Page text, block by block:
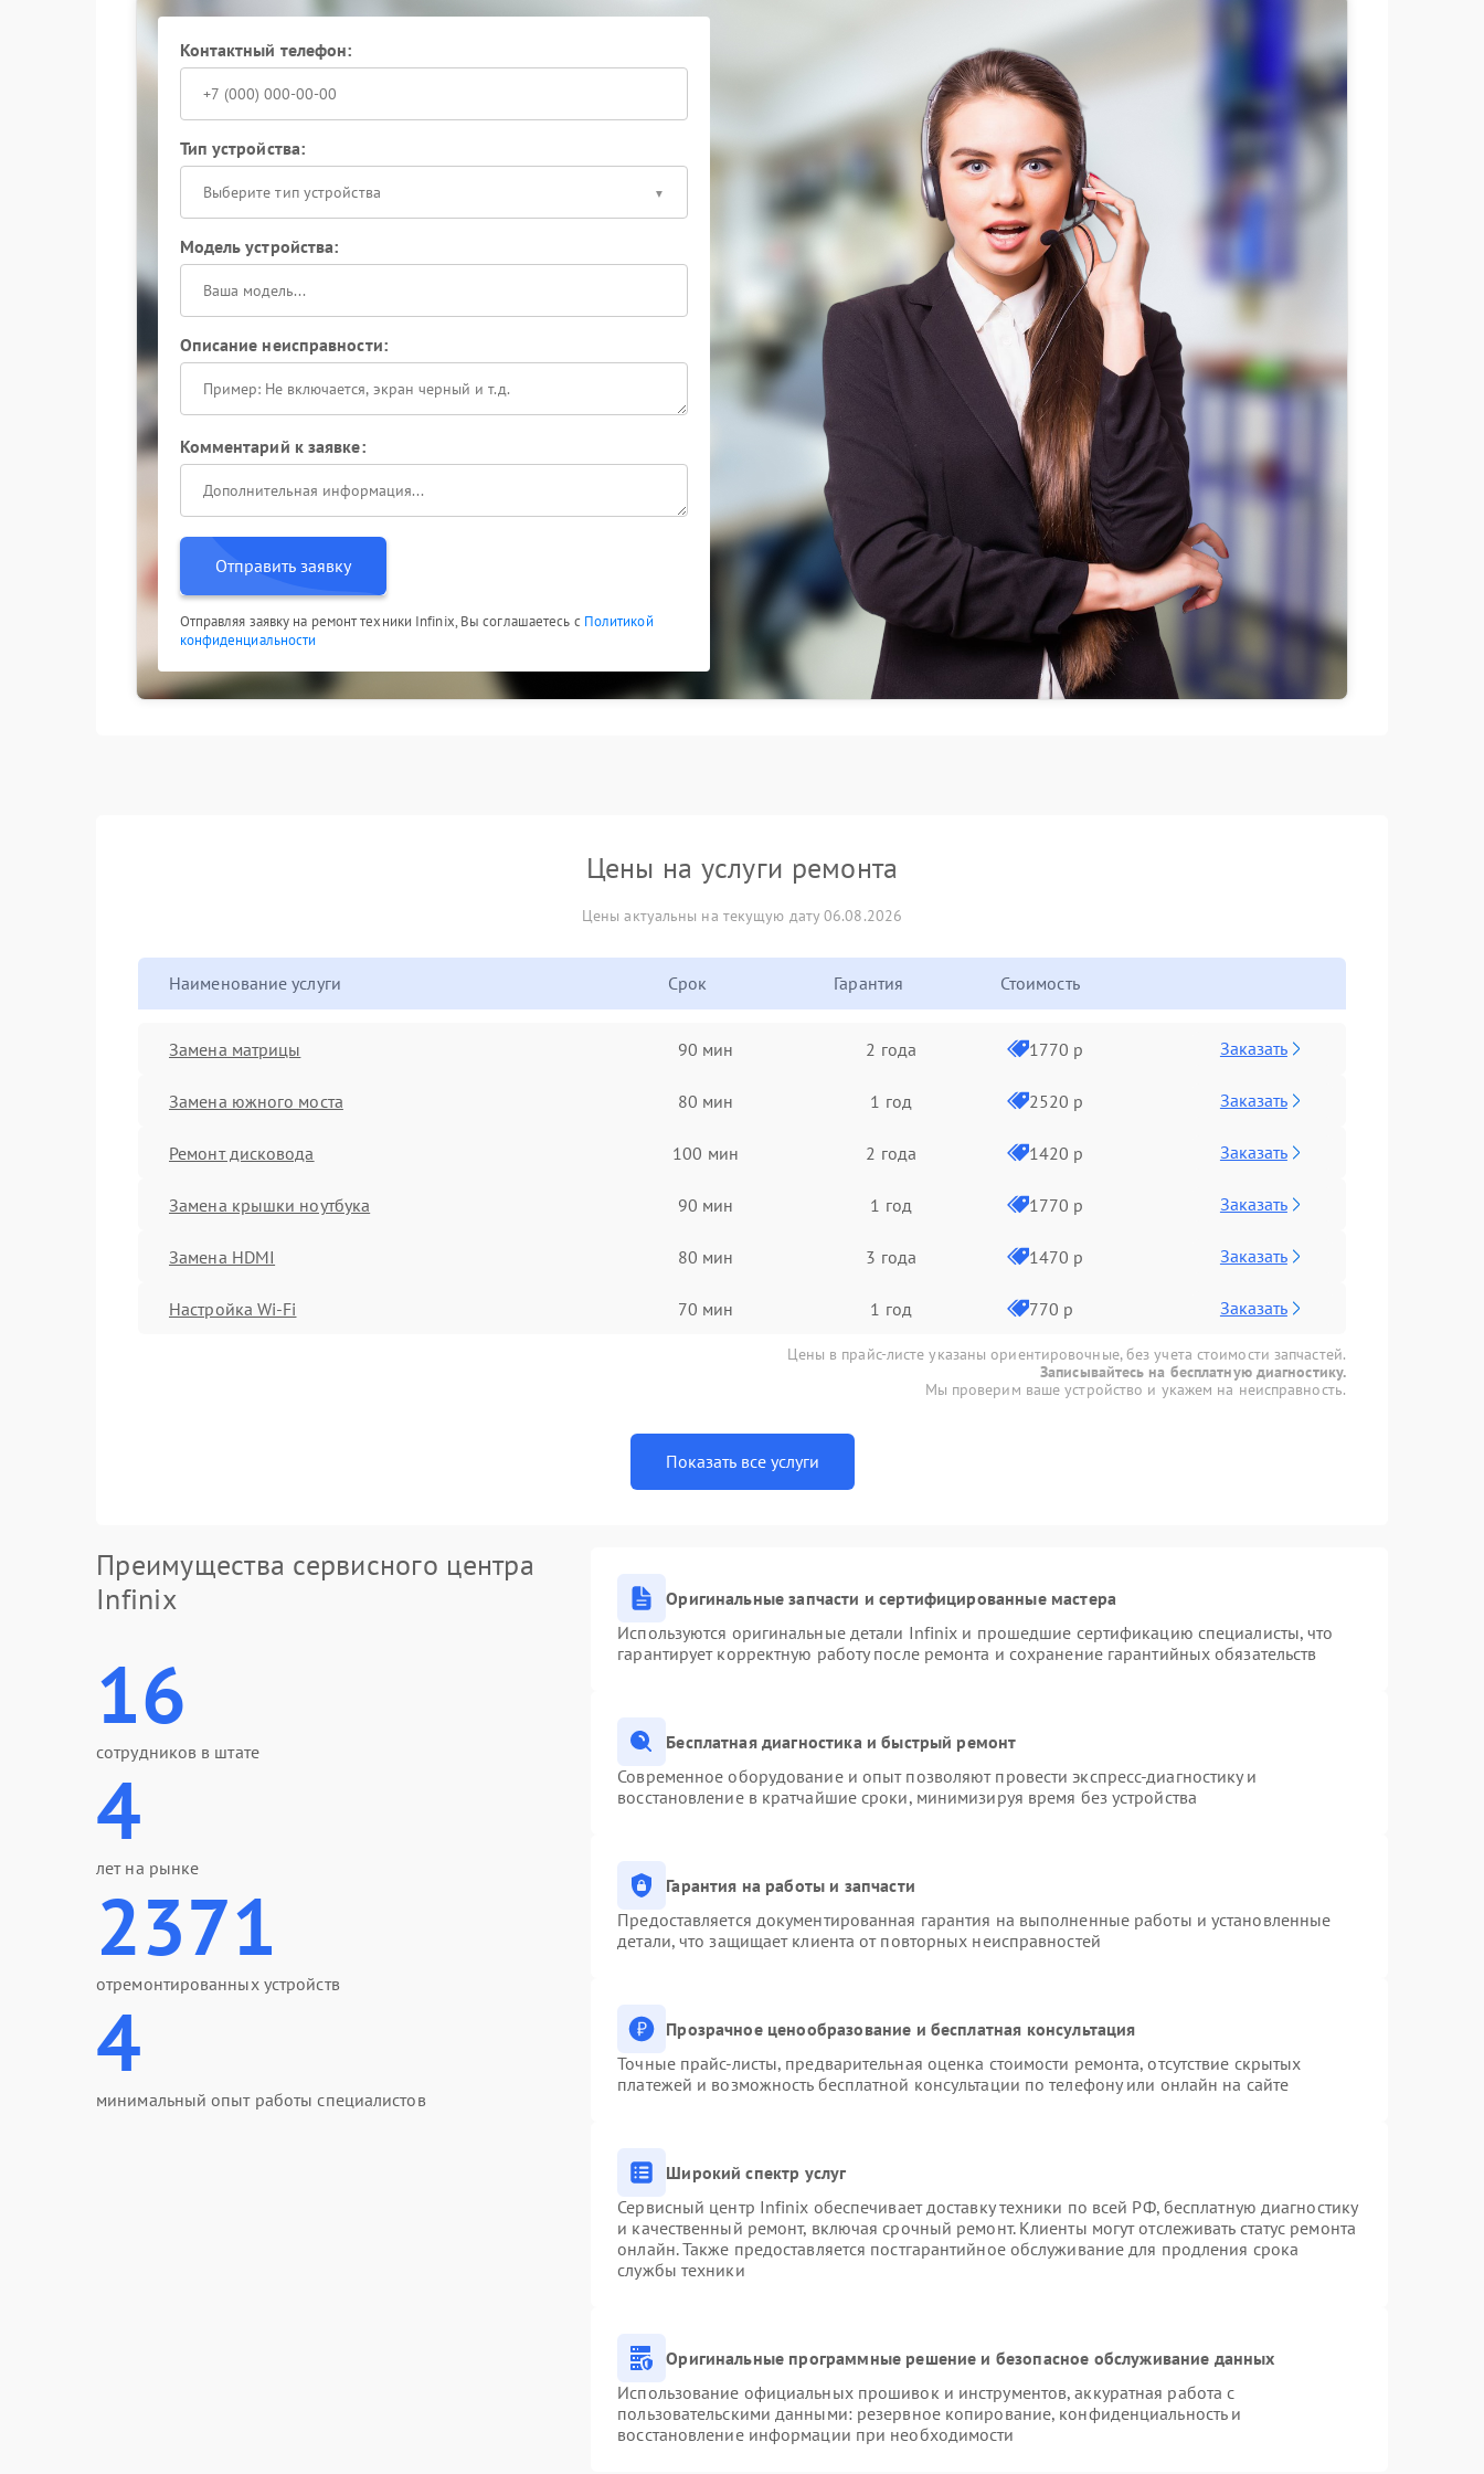
Сервисный центр Infinix использует оригинальные комплектующие и специализированное
оборудование, что гарантирует стабильную работу ноутбука после завершения ремонта. При
первых признаках отсутствия зарядки рекомендуем обратиться к специалистам, чтобы сохранить
ресурс устройства и избежать дополнительных затрат.
Контактный телефон:
Тип устройства:
Выберите тип устройства
Модель устройства:
Описание неисправности:
Комментарий к заявке:
Отправить заявку
Отправляя заявку на ремонт техники Infinix, Вы соглашаетесь с Политикой
конфиденциальности
Цены на услуги ремонта
Цены актуальны на текущую дату 06.08.2026
Наименование услуги Срок Гарантия Стоимость
Замена матрицы 90 мин 2 года 1770 р Заказать
Замена южного моста 80 мин 1 год 2520 р Заказать
Ремонт дисковода 100 мин 2 года 1420 р Заказать
Замена крышки ноутбука 90 мин 1 год 1770 р Заказать
Замена HDMI 80 мин 3 года 1470 р Заказать
Настройка Wi-Fi 70 мин 1 год 770 р Заказать
Цены в прайс-листе указаны ориентировочные, без учета стоимости запчастей.
Записывайтесь на бесплатную диагностику.
Мы проверим ваше устройство и укажем на неисправность.
Показать все услуги
Преимущества сервисного центра
Infinix
16
сотрудников в штате
4
лет на рынке
2371
отремонтированных устройств
4
минимальный опыт работы специалистов
Оригинальные запчасти и сертифицированные мастера
Используются оригинальные детали Infinix и прошедшие сертификацию специалисты, что
гарантирует корректную работу после ремонта и сохранение гарантийных обязательств
Бесплатная диагностика и быстрый ремонт
Современное оборудование и опыт позволяют провести экспресс-диагностику и
восстановление в кратчайшие сроки, минимизируя время без устройства
Гарантия на работы и запчасти
Предоставляется документированная гарантия на выполненные работы и установленные
детали, что защищает клиента от повторных неисправностей
Прозрачное ценообразование и бесплатная консультация
Точные прайс-листы, предварительная оценка стоимости ремонта, отсутствие скрытых
платежей и возможность бесплатной консультации по телефону или онлайн на сайте
Широкий спектр услуг
Сервисный центр Infinix обеспечивает доставку техники по всей РФ, бесплатную диагностику
и качественный ремонт, включая срочный ремонт. Клиенты могут отслеживать статус ремонта
онлайн. Также предоставляется постгарантийное обслуживание для продления срока
службы техники
Оригинальные программные решение и безопасное обслуживание данных
Использование официальных прошивок и инструментов, аккуратная работа с
пользовательскими данными: резервное копирование, конфиденциальность и
восстановление информации при необходимости